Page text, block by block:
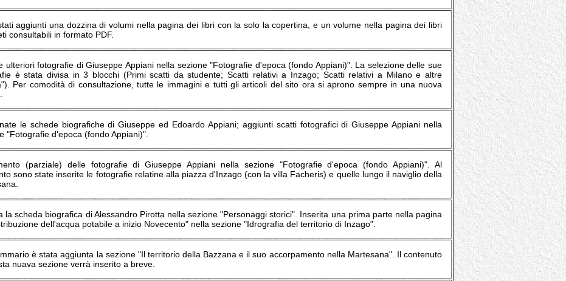
aggiunti una dozzina di volumi nella pagina dei libri con la solo la copertina, e un volume nella pagina dei libri
consultabili in formato PDF.
ulteriori fotografie di Giuseppe Appiani nella sezione "Fotografie d'epoca (fondo Appiani)". La selezione delle sue
è stata divisa in 3 blocchi (Primi scatti da studente; Scatti relativi a Inzago; Scatti relativi a Milano e altre
Per comodità di consultazione, tutte le immagini e tutti gli articoli del sito ora si aprono sempre in una nuova
le schede biografiche di Giuseppe ed Edoardo Appiani; aggiunti scatti fotografici di Giuseppe Appiani nella
"Fotografie d'epoca (fondo Appiani)".
(parziale) delle fotografie di Giuseppe Appiani nella sezione "Fotografie d'epoca (fondo Appiani)". Al
sono state inserite le fotografie relatine alla piazza d'Inzago (con la villa Facheris) e quelle lungo il naviglio della
la scheda biografica di Alessandro Pirotta nella sezione "Personaggi storici". Inserita una prima parte nella pagina
dell'acqua potabile a inizio Novecento" nella sezione "Idrografia del territorio di Inzago".
è stata aggiunta la sezione "Il territorio della Bazzana e il suo accorpamento nella Martesana". Il contenuto
nuava sezione verrà inserito a breve.